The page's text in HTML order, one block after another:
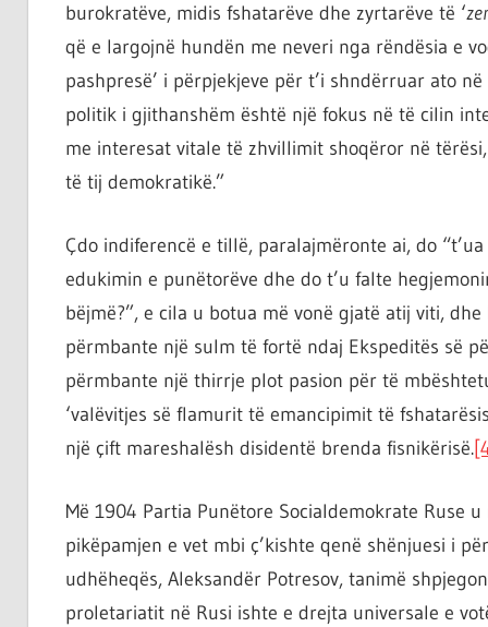
burokratëve, midis fshatarëve dhe zyrtarëve të ‘
që e largojnë hundën me neveri nga rëndësia e
pashpresë’ i përpjekjeve për t’i shndërruar ato
politik i gjithanshëm është një fokus në të cilin
me interesat vitale të zhvillimit shoqëror në
të tij demokratikë.”
Çdo indiferencë e tillë, paralajmëronte ai, do
edukimin e punëtorëve dhe do t’u falte
bëjmë?”, e cila u botua më vonë gjatë atij viti,
përmbante një sulm të fortë ndaj Ekspeditës së
përmbante një thirrje plot pasion për të
‘valëvitjes së flamurit të emancipimit të
një çift mareshalësh disidentë brenda fisnikërisë.
Më 1904 Partia Punëtore Socialdemokrate Ruse
pikëpamjen e vet mbi ç’kishte qenë shënjuesi i
udhëheqës, Aleksandër Potresov, tanimë
proletariatit në Rusi ishte e drejta universale e